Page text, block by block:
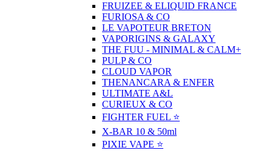
FRUIZEE & ELIQUID FRANCE
FURIOSA & CO
LE VAPOTEUR BRETON
VAPORIGINS & GALAXY
THE FUU - MINIMAL & CALM+
PULP & CO
CLOUD VAPOR
THENANCARA & ENFER
ULTIMATE A&L
CURIEUX & CO
FIGHTER FUEL ⭐️
X-BAR 10 & 50ml
PIXIE VAPE ⭐️